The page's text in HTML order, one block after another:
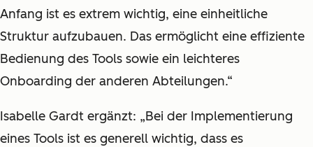
Anfang ist es extrem wichtig, eine einheitliche
Struktur aufzubauen. Das ermöglicht eine effiziente
Bedienung des Tools sowie ein leichteres
Onboarding der anderen Abteilungen.“
Isabelle Gardt ergänzt: „Bei der Implementierung
eines Tools ist es generell wichtig, dass es